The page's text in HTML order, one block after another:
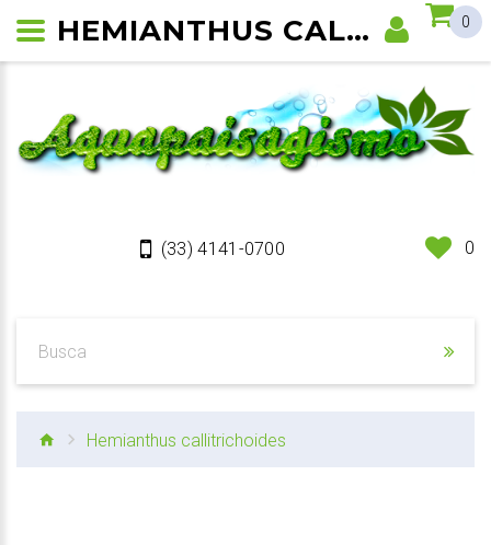
(33) 4141-0700 0
0
Hemianthus callitrichoides
HEMIANTHUS CALLITRICHOIDES 'CUBA'